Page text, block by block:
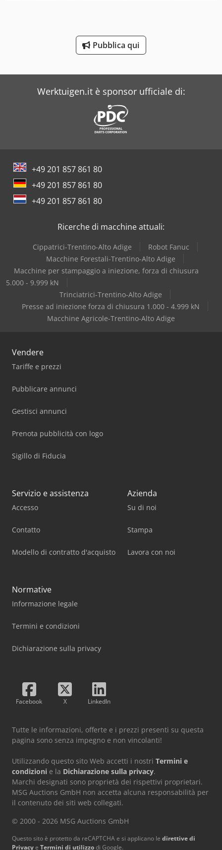
Beka-Mak
Bianco
Buehler
Costa
Pubblica qui
Werktuigen.it è sponsor ufficiale di:
+49 201 857 861 80
+49 201 857 861 80
+49 201 857 861 80
Ricerche di macchine attuali:
Cippatrici-Trentino-Alto Adige
Robot Fanuc
Macchine Forestali-Trentino-Alto Adige
Macchine per stampaggio a iniezione, forza di chiusura
5.000 - 9.999 kN
Trinciatrici-Trentino-Alto Adige
Presse ad iniezione forza di chiusura 1.000 - 4.999 kN
Macchine Agricole-Trentino-Alto Adige
Vendere
Tariffe e prezzi
Pubblicare annunci
Gestisci annunci
Prenota pubblicità con logo
Sigillo di Fiducia
Servizio e assistenza
Accesso
Contatto
Modello di contratto d'acquisto
Azienda
Su di noi
Stampa
Lavora con noi
Normative
Informazione legale
Termini e condizioni
Dichiarazione sulla privacy
Facebook X LinkedIn
Tutte le informazioni, offerte e i prezzi presenti su questa
pagina sono senza impegno e non vincolanti!
Utilizzando questo sito Web accetti i nostri Termini e
condizioni e la Dichiarazione sulla privacy.
Marchi designati sono proprietà dei rispettivi proprietari.
MSG Auctions GmbH non accetta alcuna responsabilità per
il contenuto dei siti web collegati.
© 2000 - 2026 MSG Auctions GmbH
Questo sito è protetto da reCAPTCHA e si applicano le direttive di
Privacye Termini di utilizzodi Google.